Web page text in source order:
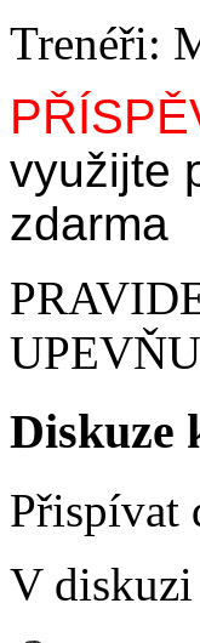
Trenéři:
využijte
zdarma
Diskuze
Přispívat
V diskuzi